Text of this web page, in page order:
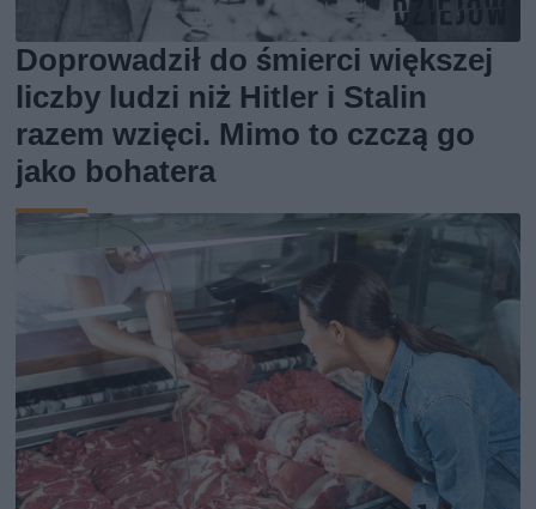
Doprowadził do śmierci większej
liczby ludzi niż Hitler i Stalin
razem wzięci. Mimo to czczą go
jako bohatera